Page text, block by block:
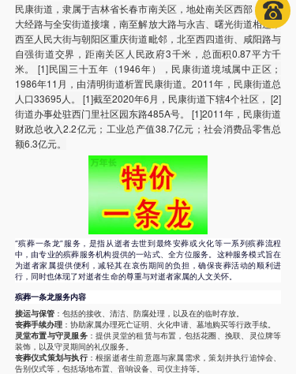
民康街道，隶属于吉林省长春市南关区，地处南关区西部，东至
大经路与全安街道接壤，南至解放大路与永吉、曙光街道相连，
西至人民大街与朝阳区重庆街道毗邻，北至西四道街、咸阳路与
自强街道交界，距南关区人民政府3千米，总面积0.87平方千
米。 [1]民国三十五年（1946年），民康街道境域属中正区；
1986年11月，由清明街道析置民康街道。2011年，民康街道总
人口33695人。 [1]截至2020年6月，民康街道下辖4个社区， [2]
街道办事处驻西门里社区园东路485A号。 [1]2011年，民康街道
财政总收入2.2亿元；工业总产值38.7亿元；社会消费品零售总
额6.3亿元。
“殡葬一条龙”服务，是指从逝者去世到最终安葬或火化等一系列殡葬流程
中，由专业的殡葬服务机构提供的一站式、全方位服务。这种服务模式旨在
为逝者家属提供便利，减轻其在哀伤期间的负担，确保丧葬活动的顺利进
行，同时也体现了对逝者生命的尊重与对逝者家属的人文关怀。
殡葬一条龙服务内容
接运与保管：包括的接收、清洁、防腐处理，以及在的临时存放。
丧葬手续办理：协助家属办理死亡证明、火化申请、墓地购买等行政手续。
灵堂布置与守灵服务：提供灵堂的租赁与布置，包括花圈、挽联、灵位牌等
装饰，以及守灵期间的礼仪服务。
丧葬仪式策划与执行：根据逝者生前意愿与家属需求，策划并执行追悼会、
告别仪式等，包括场地布置、音响设备、司仪主持等。